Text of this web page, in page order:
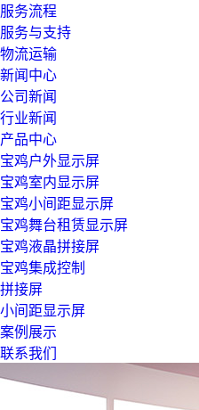
服务流程
服务与支持
物流运输
新闻中心
公司新闻
行业新闻
产品中心
宝鸡户外显示屏
宝鸡室内显示屏
宝鸡小间距显示屏
宝鸡舞台租赁显示屏
宝鸡液晶拼接屏
宝鸡集成控制
拼接屏
小间距显示屏
案例展示
联系我们